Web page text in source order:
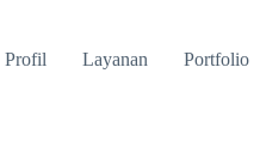
Profil Layanan Portfolio